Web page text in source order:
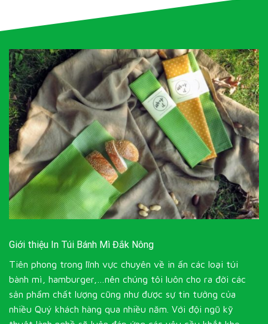
Giới thiệu In Túi Bánh Mì Đắk Nông
Tiên phong trong lĩnh vực chuyên về in ấn các loại túi
bành mì, hamburger,…nên chúng tôi luôn cho ra đời các
sản phẩm chất lượng cũng như được sự tin tưởng của
nhiều Quý khách hàng qua nhiều năm. Với đội ngũ kỹ